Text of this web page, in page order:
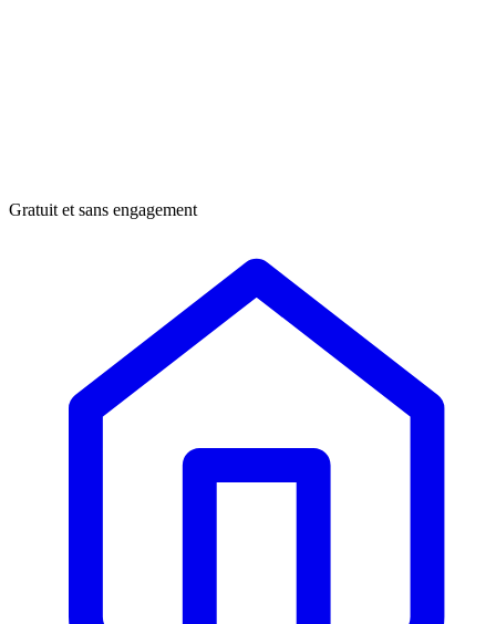
Gratuit et sans engagement